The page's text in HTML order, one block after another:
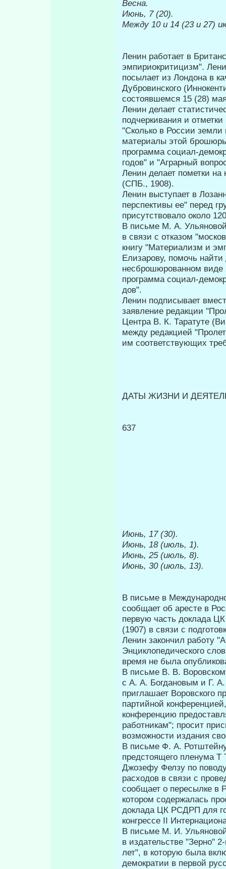
Весна.
Июнь, 7 (20).
Между 10 и 14 (23 и 27)
Ленин работает в
эмпириокритицизм".
посы­лает из Лондона в
Дубровинского
состоявшемся 15 (28)
Ленин делает
подчеркивания и
"Сколько в России
материалы этой
программа социал-
годов" и "Аграрный
Ленин делает пометки
(СПБ., 1908).
Ленин выступает в
перспективы ее" перед
присутствовало около
В письме М. А.
в связи с отказом
книгу "Мате­риализм и
Елизарову, помочь
несброшюрованном
программа социал-
дов".
Ленин подписывает
заявление редакции
Центра В. К. Таратуте
между редакцией
им соответствующих
ДАТЫ ЖИЗНИ И
637
Июнь, 17 (30).
Июнь, 18 (июль, 1).
Июнь, 25 (июль, 8).
Июнь, 30 (июль, 13).
В письме в
сообщает об аресте в
первую часть доклада
(1907) в связи с
Ленин закончил работу
Энциклопедического
время не была
В письме В. В.
с А. А. Богдановым и Г.
приглашает Воров­ского
партийной
конференцию
работникам"; просит
возможности изда­ния
В письме Ф. А.
предстоящего пленума Τ
Джозефу Фелзу по
расходов в связи с
сообщает о пересылке в
котором со­держалась
доклада ЦК РСДРП для
конгрессе II
В письме М. И.
в издательстве "Зерно"
лет", в которую была
демократии в первой